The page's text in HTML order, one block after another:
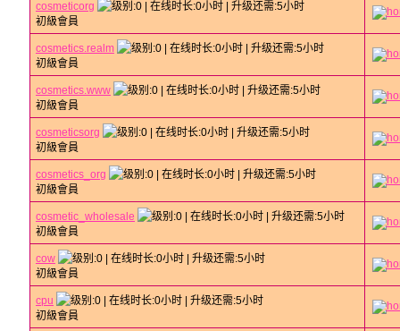
cosmeticorg
初級會員
cosmetics.realm
初級會員
cosmetics.www
初級會員
cosmeticsorg
初級會員
cosmetics_org
初級會員
cosmetic_wholesale
初級會員
cow
初級會員
cpu
初級會員